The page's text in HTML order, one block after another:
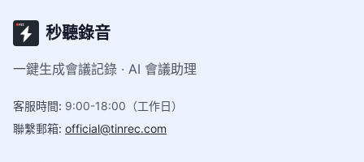
秒聽錄音
一鍵生成會議記錄 · AI 會議助理
客服時間: 9:00-18:00（工作日）
聯繫郵箱: official@tinrec.com